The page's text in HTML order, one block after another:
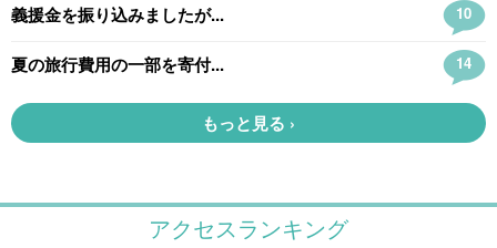
アクセスランキング